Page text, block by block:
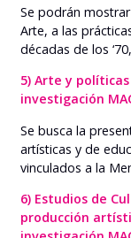
Se podrán
Arte, a las
décadas de los
5) Arte y
investigación
Se busca la
artísticas y de
vinculados a la
6) Estudios de
producción